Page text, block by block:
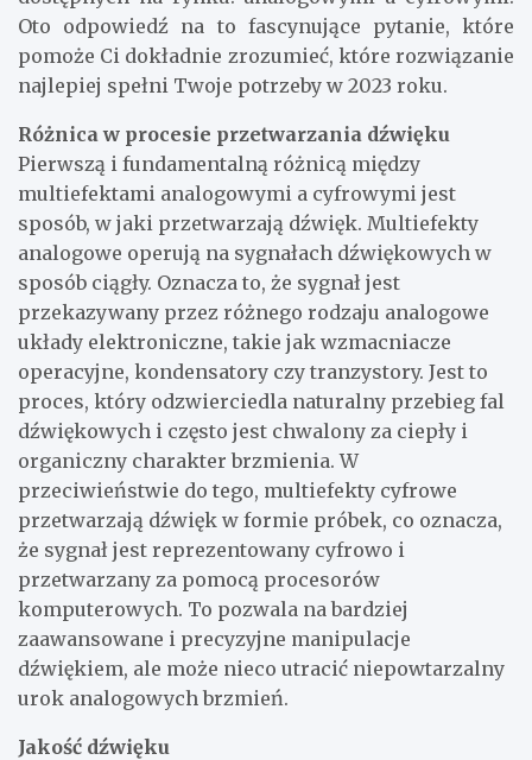
Oto odpowiedź na to fascynujące pytanie, które
pomoże Ci dokładnie zrozumieć, które rozwiązanie
najlepiej spełni Twoje potrzeby w 2023 roku.
Różnica w procesie przetwarzania dźwięku
Pierwszą i fundamentalną różnicą między
multiefektami analogowymi a cyfrowymi jest
sposób, w jaki przetwarzają dźwięk. Multiefekty
analogowe operują na sygnałach dźwiękowych w
sposób ciągły. Oznacza to, że sygnał jest
przekazywany przez różnego rodzaju analogowe
układy elektroniczne, takie jak wzmacniacze
operacyjne, kondensatory czy tranzystory. Jest to
proces, który odzwierciedla naturalny przebieg fal
dźwiękowych i często jest chwalony za ciepły i
organiczny charakter brzmienia. W
przeciwieństwie do tego, multiefekty cyfrowe
przetwarzają dźwięk w formie próbek, co oznacza,
że sygnał jest reprezentowany cyfrowo i
przetwarzany za pomocą procesorów
komputerowych. To pozwala na bardziej
zaawansowane i precyzyjne manipulacje
dźwiękiem, ale może nieco utracić niepowtarzalny
urok analogowych brzmień.
Jakość dźwięku